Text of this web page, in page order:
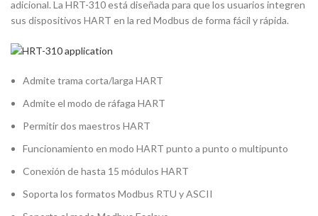
adicional. La HRT-310 está diseñada para que los usuarios integren
sus dispositivos HART en la red Modbus de forma fácil y rápida.
Admite trama corta/larga HART
Admite el modo de ráfaga HART
Permitir dos maestros HART
Funcionamiento en modo HART punto a punto o multipunto
Conexión de hasta 15 módulos HART
Soporta los formatos Modbus RTU y ASCII